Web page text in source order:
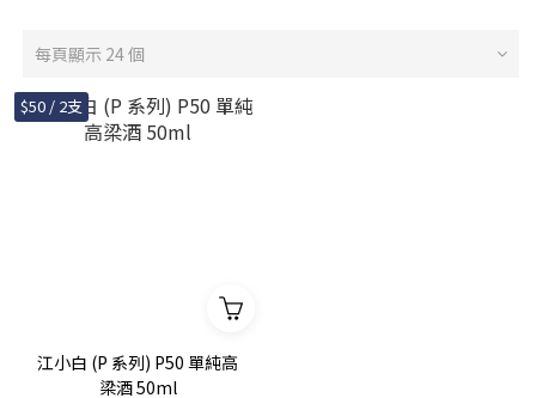
每頁顯示 24 個
$50 / 2支
江小白 (P 系列) P50 單純高
梁酒 50ml